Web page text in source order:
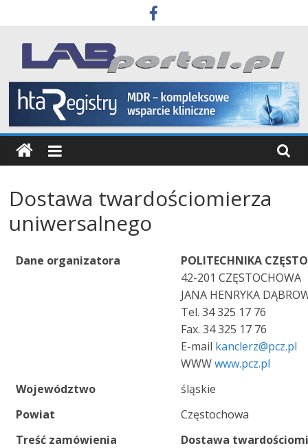
to
content
Labportal
Laboratoria
Aparatura
Badania
Dostawa twardościomierza
uniwersalnego
Dane organizatora
POLITECHNIKA
42-201 CZĘSTOCHOWA
JANA HENRYKA
Tel. 34 325 17 76
Fax. 34 325 17 76
E-mail kanclerz@pcz.pl
WWWwww.pcz.pl
Województwo
śląskie
Powiat
Częstochowa
Treść zamówienia
Dostawa